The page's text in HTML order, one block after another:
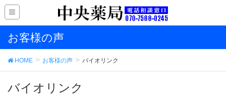
お客様の声
HOME お客様の声 バイオリンク
バイオリンク